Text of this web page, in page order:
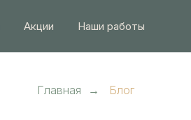
Акции Наши работы
Главная → Блог